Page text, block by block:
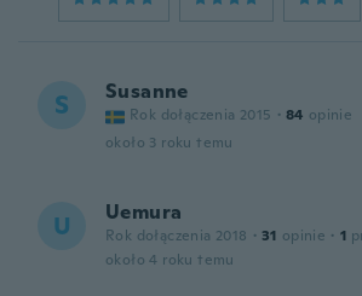
S Susanne
Rok dołączenia 2015 · 84 opinie
około 3 roku temu
U Uemura
Rok dołączenia 2018 · 31 opinie · 1
około 4 roku temu